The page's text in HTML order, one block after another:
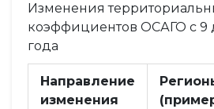
Изменения
коэффициентов ОСАГО с 9
года
Направление
изменения